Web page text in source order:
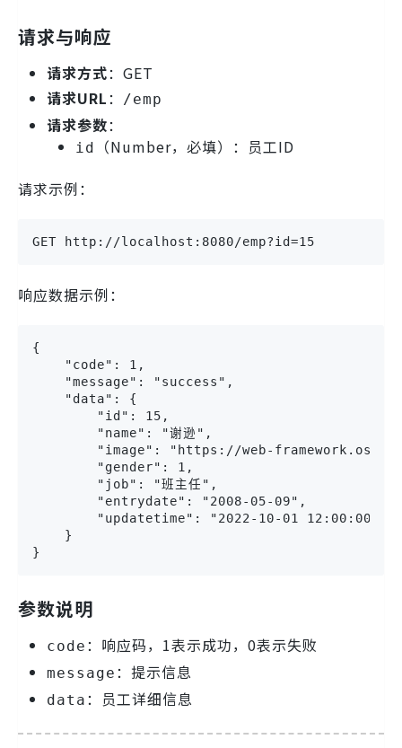
请求与响应
请求方式：GET
请求URL： /emp
请求参数：
id
（Number，必填）：员工ID
请求示例：
GET http://localhost:8080/emp?id=15
响应数据示例：
{
    "code": 1,
    "message": "success",
    "data": {
        "id": 15,
        "name": "谢逊",
"image": "https://web-framework.oss-
        "gender": 1,
        "job": "班主任",
        "entrydate": "2008-05-09",
        "updatetime": "2022-10-01 12:00:00"
    }
}
参数说明
code ：响应码，1表示成功，0表示失败
message ：提示信息
data ：员工详细信息